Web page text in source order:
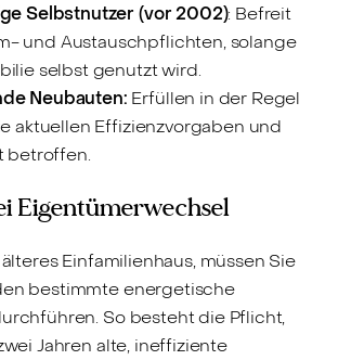
Selbstnutzer (vor 2002): Befreit
und Austauschpflichten, solange
selbst genutzt wird.
Neubauten: Erfüllen in der Regel
aktuellen Effizienzvorgaben und
betroffen.
Eigentümerwechsel
Einfamilienhaus, müssen Sie
bestimmte energetische
So besteht die Pflicht,
Jahren alte, ineffiziente